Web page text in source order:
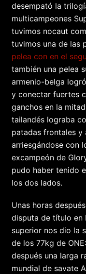
desempató la
multicampeones
tuvimos nocaut
tuvimos una de las
pelea con en el
también una pelea
armenio-belga
y conectar fuertes
ganchos en la
tailandés lograba
patadas frontales y
arriesgándose con
excampeón de
pudo haber tenido
los dos lados.
Unas horas
disputa de título en
superior nos dio la
de los 77kg de
después una larga
mundial de savate